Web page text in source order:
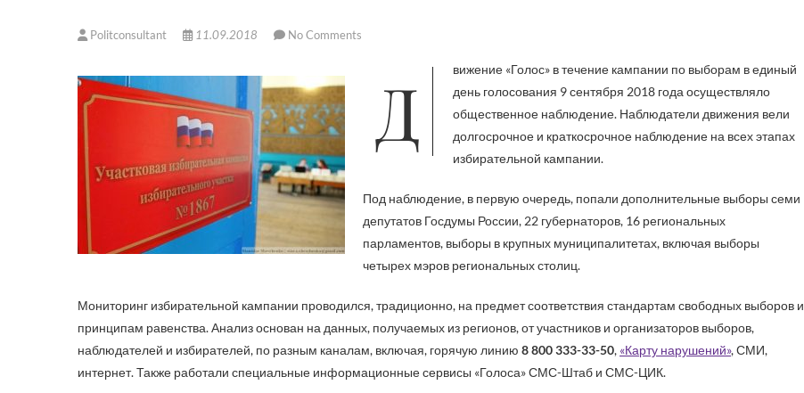
Politconsultant 11.09.2018 No Comments
Движение «Голос» в течение кампании по выборам в единый
день голосования 9 сентября 2018 года осуществляло
общественное наблюдение. Наблюдатели движения вели
долгосрочное и краткосрочное наблюдение на всех этапах
избирательной кампании.
Под наблюдение, в первую очередь, попали дополнительные выборы семи
депутатов Госдумы России, 22 губернаторов, 16 региональных
парламентов, выборы в крупных муниципалитетах, включая выборы
четырех мэров региональных столиц.
Мониторинг избирательной кампании проводился, традиционно, на предмет соответствия стандартам свободных выборов и
принципам равенства. Анализ основан на данных, получаемых из регионов, от участников и организаторов выборов,
наблюдателей и избирателей, по разным каналам, включая, горячую линию 8 800 333-33-50, «Карту нарушений», СМИ,
интернет. Также работали специальные информационные сервисы «Голоса» СМС-Штаб и СМС-ЦИК.